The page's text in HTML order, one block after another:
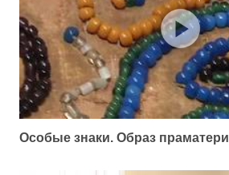
Особые знаки. Образ праматери